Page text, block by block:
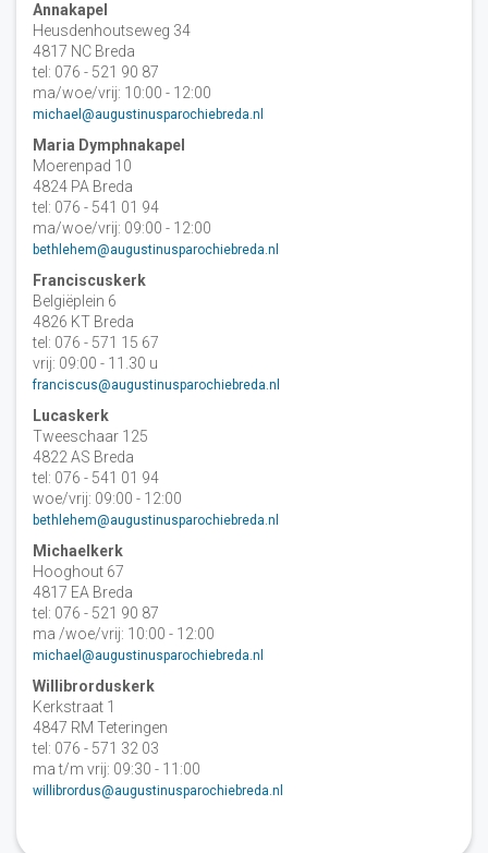
Annakapel
Heusdenhoutseweg 34
4817 NC Breda
tel: 076 - 521 90 87
ma/woe/vrij: 10:00 - 12:00
michael@augustinusparochiebreda.nl
Maria Dymphnakapel
Moerenpad 10
4824 PA Breda
tel: 076 - 541 01 94
ma/woe/vrij: 09:00 - 12:00
bethlehem@augustinusparochiebreda.nl
Franciscuskerk
Belgiëplein 6
4826 KT Breda
tel: 076 - 571 15 67
vrij: 09:00 - 11.30 u
franciscus@augustinusparochiebreda.nl
Lucaskerk
Tweeschaar 125
4822 AS Breda
tel: 076 - 541 01 94
woe/vrij: 09:00 - 12:00
bethlehem@augustinusparochiebreda.nl
Michaelkerk
Hooghout 67
4817 EA Breda
tel: 076 - 521 90 87
ma /woe/vrij: 10:00 - 12:00
michael@augustinusparochiebreda.nl
Willibrorduskerk
Kerkstraat 1
4847 RM Teteringen
tel: 076 - 571 32 03
ma t/m vrij: 09:30 - 11:00
willibrordus@augustinusparochiebreda.nl